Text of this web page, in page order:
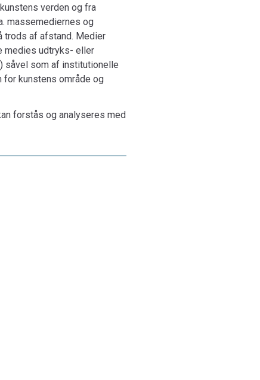
verden og fra
massemediernes og
af afstand. Medier
medies udtryks- eller
såvel som af institutionelle
kunstens område og
forstås og analyseres med